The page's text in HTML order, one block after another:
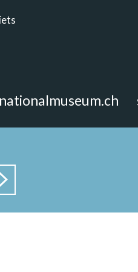
nationalmuseum.ch